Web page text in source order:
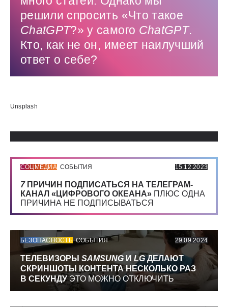
решили спросить «Что такое
ChatGPT?» у самого ChatGPT.
Кто, как не он, имеет наилучший
ответ о себе?
Использованные источники:
Unsplash
СОЦМЕДИА СОБЫТИЯ 15.12.2023
7 ПРИЧИН ПОДПИСАТЬСЯ НА ТЕЛЕГРАМ-
КАНАЛ «ЦИФРОВОГО ОКЕАНА» ПЛЮС ОДНА
ПРИЧИНА НЕ ПОДПИСЫВАТЬСЯ
БЕЗОПАСНОСТЬ СОБЫТИЯ 29.09.2024
ТЕЛЕВИЗОРЫ SAMSUNG И LGДЕЛАЮТ
СКРИНШОТЫ КОНТЕНТА НЕСКОЛЬКО РАЗ
В СЕКУНДУЭТО МОЖНО ОТКЛЮЧИТЬ